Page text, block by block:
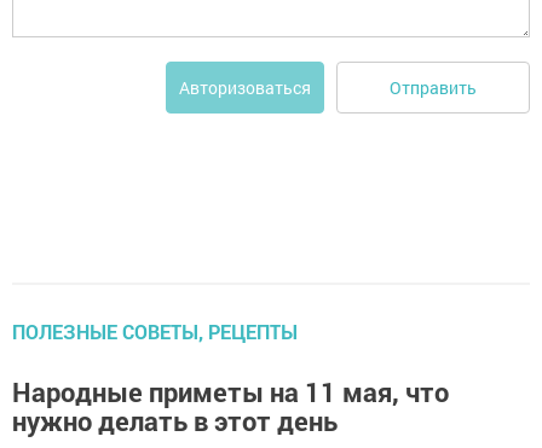
Авторизоваться Отправить
ПОЛЕЗНЫЕ СОВЕТЫ, РЕЦЕПТЫ
Народные приметы на 11 мая, что
нужно делать в этот день